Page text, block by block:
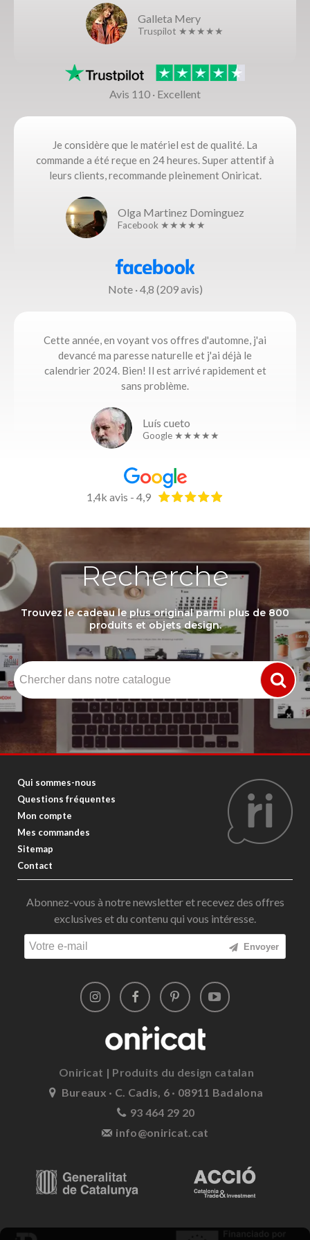
Galleta Mery
Truspilot ★★★★★
Avis 110 · Excellent
Je considère que le matériel est de qualité. La
commande a été reçue en 24 heures. Super attentif à
leurs clients, recommande pleinement Oniricat.
Olga Martinez Dominguez
Facebook ★★★★★
Note · 4,8 (209 avis)
Cette année, en voyant vos offres d'automne, j'ai
devancé ma paresse naturelle et j'ai déjà le
calendrier 2024. Bien! Il est arrivé rapidement et
sans problème.
Luís cueto
Google ★★★★★
1,4k avis - 4,9
Recherche
Trouvez le cadeau le plus original parmi plus de 800
produits et objets design.
Qui sommes-nous
Questions fréquentes
Mon compte
Mes commandes
Sitemap
Contact
Abonnez-vous à notre newsletter et recevez des offres
exclusives et du contenu qui vous intéresse.
Envoyer
Oniricat | Produits du design catalan
Bureaux · C. Cadis, 6 · 08911 Badalona
93 464 29 20
info@oniricat.cat